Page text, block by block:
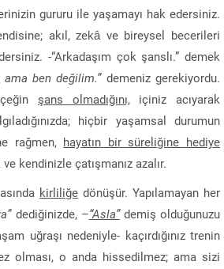
gururu ile yaşamayı hak edersiniz.
akıl, zekâ ve bireysel becerileri
-“Arkadaşım çok şanslı.” demek
ben değilim.”demeniz gerekiyordu.
şans olmadığını,içiniz acıyarak
hiçbir yaşamsal durumun
rağmen, hayatın bir süreliğine hediye
kendinizle çatışmanız azalır.
kirliliğe dönüşür. Yapılamayan her
dediğinizde, –“Asla”demiş olduğunuzu
uğraşı nedeniyle- kaçırdığınız trenin
olması, o anda hissedilmez; ama sizi